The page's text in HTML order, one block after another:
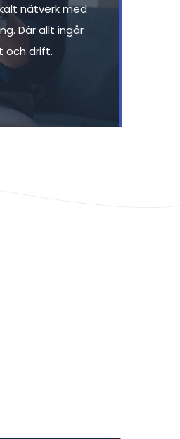
nätverk med
Där allt ingår
och drift.